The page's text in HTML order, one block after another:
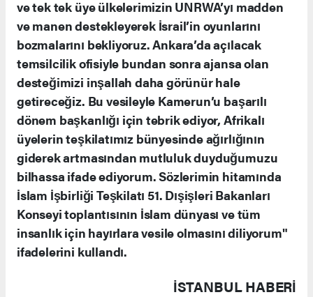
ve tek tek üye ülkelerimizin UNRWA’yı madden
ve manen destekleyerek İsrail’in oyunlarını
bozmalarını bekliyoruz. Ankara’da açılacak
temsilcilik ofisiyle bundan sonra ajansa olan
desteğimizi inşallah daha görünür hale
getireceğiz. Bu vesileyle Kamerun’u başarılı
dönem başkanlığı için tebrik ediyor, Afrikalı
üyelerin teşkilatımız bünyesinde ağırlığının
giderek artmasından mutluluk duyduğumuzu
bilhassa ifade ediyorum. Sözlerimin hitamında
İslam İşbirliği Teşkilatı 51. Dışişleri Bakanları
Konseyi toplantısının İslam dünyası ve tüm
insanlık için hayırlara vesile olmasını diliyorum"
ifadelerini kullandı.
İSTANBUL HABERİ